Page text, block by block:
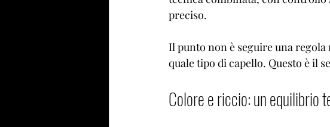
preciso.
Il punto non è seguire una
quale tipo di capello. Questo è il
Colore e riccio: un equilibrio